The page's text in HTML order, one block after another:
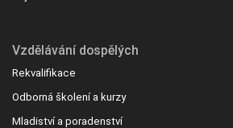
Vzdělávání dospělých
Rekvalifikace
Odborná školení a kurzy
Mladiství a poradenství